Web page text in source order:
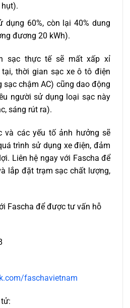
dụng 60%, còn lại 40% dung
đương 20 kWh).
sạc thực tế sẽ mất xấp xỉ
tại, thời gian sạc xe ô tô điện
sạc chậm AC) cũng dao động
người sử dụng loại sạc này
sáng rút ra).
và các yếu tố ảnh hưởng sẽ
trình sử dụng xe điện, đảm
Liên hệ ngay với Fascha để
lắp đặt trạm sạc chất lượng,
Fascha để được tư vấn hỗ
faschavietnam